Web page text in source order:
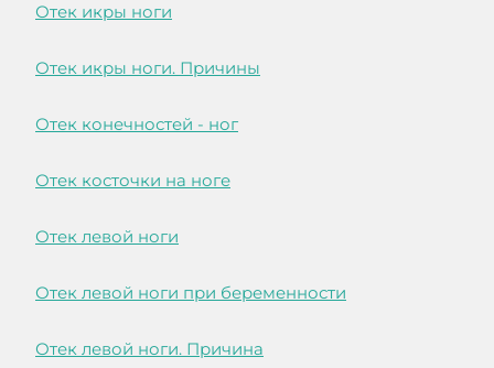
Отек икры ноги
Отек икры ноги. Причины
Отек конечностей - ног
Отек косточки на ноге
Отек левой ноги
Отек левой ноги при беременности
Отек левой ноги. Причина